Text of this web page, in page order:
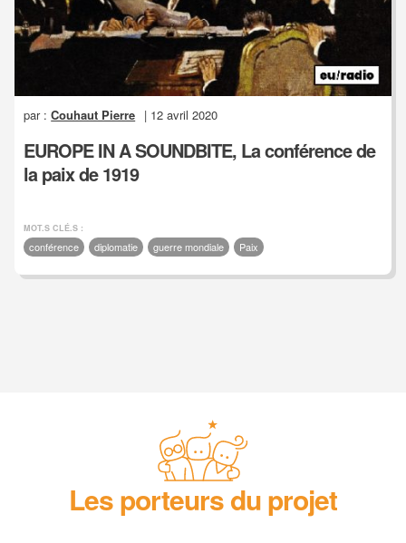
par :Couhaut Pierre | 12 avril 2020
EUROPE IN A SOUNDBITE, La conférence de
la paix de 1919
MOT.S CLÉ.S :
conférence diplomatie guerre mondiale Paix
Les porteurs du projet